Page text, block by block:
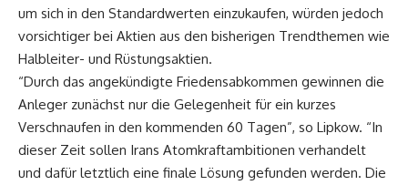
um sich in den Standardwerten einzukaufen, würden jedoch
vorsichtiger bei Aktien aus den bisherigen Trendthemen wie
Halbleiter- und Rüstungsaktien.
“Durch das angekündigte Friedensabkommen gewinnen die
Anleger zunächst nur die Gelegenheit für ein kurzes
Verschnaufen in den kommenden 60 Tagen”, so Lipkow. “In
dieser Zeit sollen Irans Atomkraftambitionen verhandelt
und dafür letztlich eine finale Lösung gefunden werden. Die